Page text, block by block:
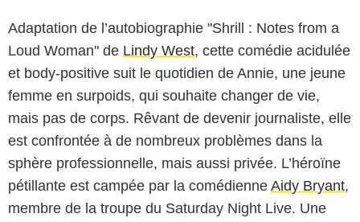
Adaptation de l’autobiographie "Shrill : Notes from a
Loud Woman" de Lindy West, cette comédie acidulée
et body-positive suit le quotidien de Annie, une jeune
femme en surpoids, qui souhaite changer de vie,
mais pas de corps. Rêvant de devenir journaliste, elle
est confrontée à de nombreux problèmes dans la
sphère professionnelle, mais aussi privée. L’héroïne
pétillante est campée par la comédienne Aidy Bryant,
membre de la troupe du Saturday Night Live. Une